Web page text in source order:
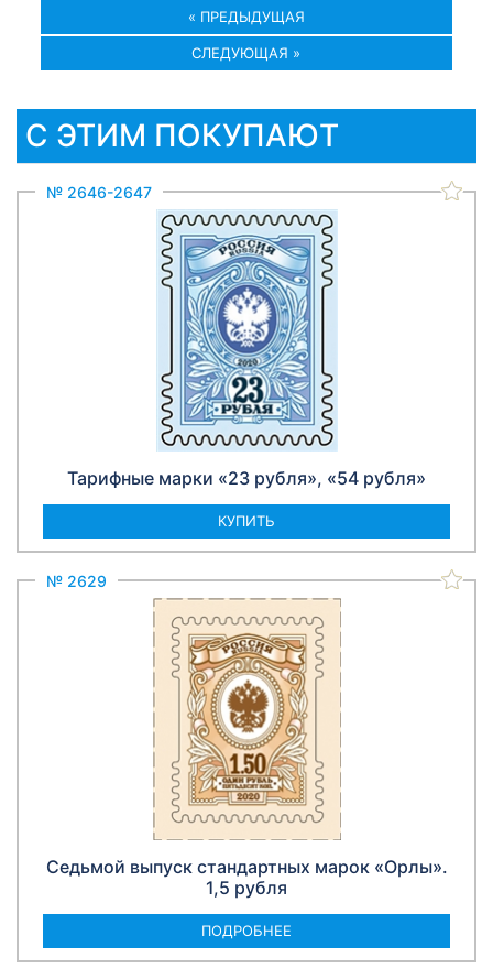
« ПРЕДЫДУЩАЯ
СЛЕДУЮЩАЯ »
С ЭТИМ ПОКУПАЮТ
№ 2646-2647
Тарифные марки «23 рубля», «54 рубля»
КУПИТЬ
№ 2629
Седьмой выпуск стандартных марок «Орлы».
1,5 рубля
ПОДРОБНЕЕ